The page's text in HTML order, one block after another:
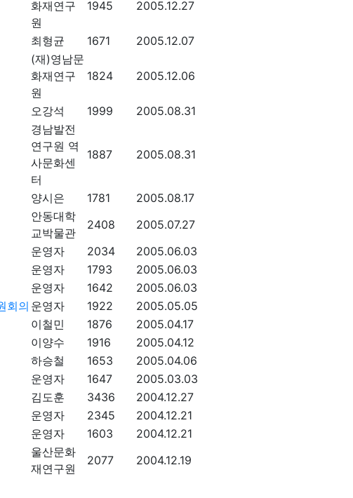
화재연구
원
1945 2005.12.27
최형균 1671 2005.12.07
(재)영남문
화재연구
원
1824 2005.12.06
오강석 1999 2005.08.31
경남발전
연구원 역
사문화센
터
1887 2005.08.31
양시은 1781
2005.08.17
안동대학
교박물관
2408
2005.07.27
운영자 2034
2005.06.03
운영자 1793
2005.06.03
운영자 1642
2005.06.03
회의 운영자 1922
2005.05.05
이철민 1876
2005.04.17
이양수 1916
2005.04.12
하승철 1653
2005.04.06
운영자 1647
2005.03.03
김도훈 3436
2004.12.27
운영자 2345
2004.12.21
운영자 1603
2004.12.21
울산문화
재연구원
2077 2004.12.19